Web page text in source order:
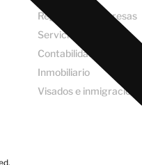
Registro de empresas
Servicios jurídicos
Contabilidad y fiscalidad
Inmobiliario
Visados e inmigración